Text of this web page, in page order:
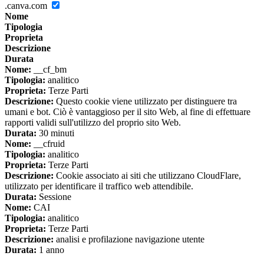
.canva.com
Nome
Tipologia
Proprieta
Descrizione
Durata
Nome: __cf_bm
Tipologia: analitico
Proprieta: Terze Parti
Descrizione: Questo cookie viene utilizzato per distinguere tra
umani e bot. Ciò è vantaggioso per il sito Web, al fine di effettuare
rapporti validi sull'utilizzo del proprio sito Web.
Durata: 30 minuti
Nome: __cfruid
Tipologia: analitico
Proprieta: Terze Parti
Descrizione: Cookie associato ai siti che utilizzano CloudFlare,
utilizzato per identificare il traffico web attendibile.
Durata: Sessione
Nome: CAI
Tipologia: analitico
Proprieta: Terze Parti
Descrizione: analisi e profilazione navigazione utente
Durata: 1 anno